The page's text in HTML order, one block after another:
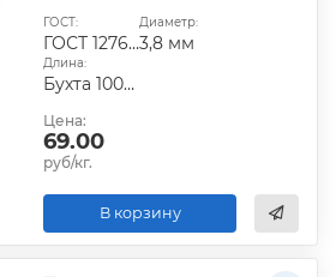
ГОСТ:
ГОСТ 12766.1-90
Диаметр:
3,8 мм
Длина:
Бухта 100-200 кг
Цена:
69.00
руб/кг.
В корзину